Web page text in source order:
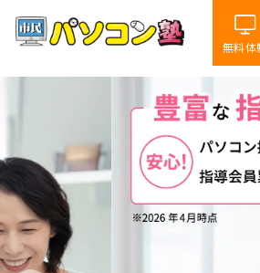
無料体
講座紹介
教室案内